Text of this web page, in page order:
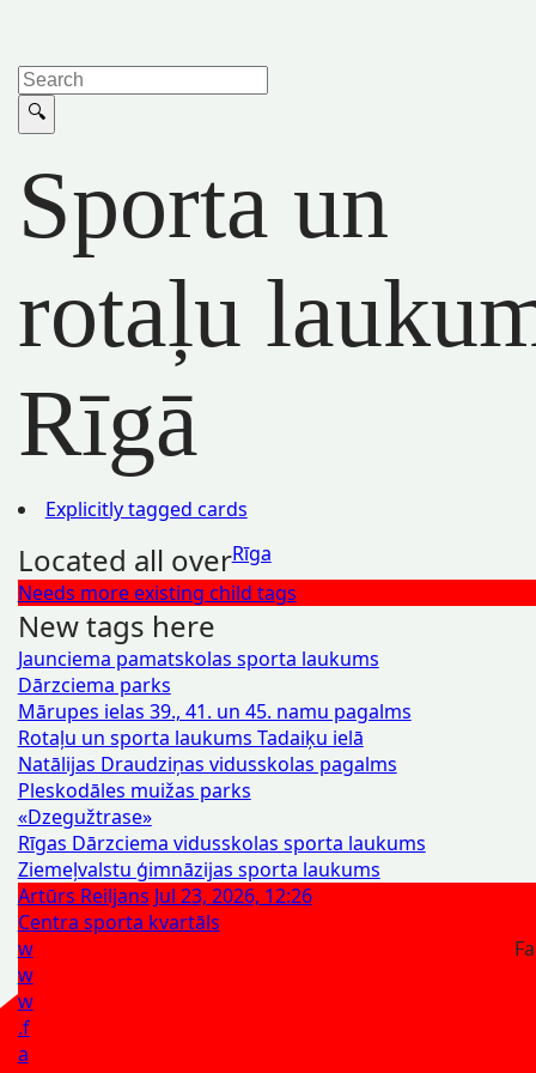
Sporta un
rotaļu
Rīgā
Explicitly tagged cards
Located all overRīga
Needs more existing child tags
New tags here
Jaunciema pamatskolas sporta laukums
Dārzciema parks
Mārupes ielas 39., 41. un 45. namu pagalms
Rotaļu un sporta laukums Tadaiķu ielā
Natālijas Draudziņas vidusskolas pagalms
Pleskodāles muižas parks
«Dzegužtrase»
Rīgas Dārzciema vidusskolas sporta laukums
Ziemeļvalstu ģimnāzijas sporta laukums
Artūrs Reiljans Jul 23, 2026, 12:26
Centra sporta kvartāls
w
w
w
.f
a